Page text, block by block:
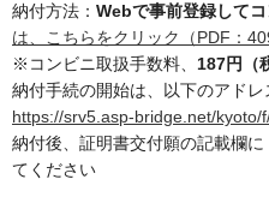
納付方法： Webで事前登録してコ
は、こちらをクリック（PDF：
※コンビニ取扱手数料、 187円（
納付手続の開始は、以下のアドレ
https://srv5.asp-bridge.net/kyoto/
納付後、証明書交付願の記載欄
てください